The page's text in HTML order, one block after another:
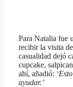
Para Natalia fue
recibir la visita
casualidad dejó
cupcake,
ahí, añadió:
ayudar.’